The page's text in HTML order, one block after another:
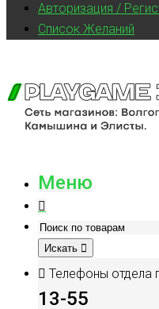
Авторизация /
Список Желаний
Меню
Искать
Телефоны отдела
13-55